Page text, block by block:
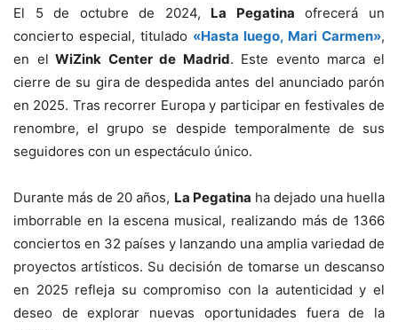
El 5 de octubre de 2024, La Pegatina ofrecerá un
concierto especial, titulado «Hasta luego, Mari Carmen»,
en el WiZink Center de Madrid. Este evento marca el
cierre de su gira de despedida antes del anunciado parón
en 2025. Tras recorrer Europa y participar en festivales de
renombre, el grupo se despide temporalmente de sus
seguidores con un espectáculo único.
Durante más de 20 años, La Pegatina ha dejado una huella
imborrable en la escena musical, realizando más de 1366
conciertos en 32 países y lanzando una amplia variedad de
proyectos artísticos. Su decisión de tomarse un descanso
en 2025 refleja su compromiso con la autenticidad y el
deseo de explorar nuevas oportunidades fuera de la